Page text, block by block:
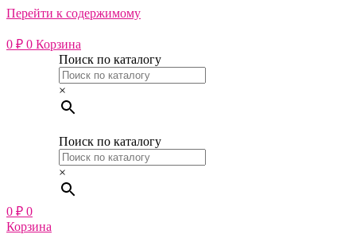
Перейти к содержимому
0 ₽ 0 Корзина
Поиск по каталогу
×
Поиск по каталогу
×
0 ₽ 0
Корзина